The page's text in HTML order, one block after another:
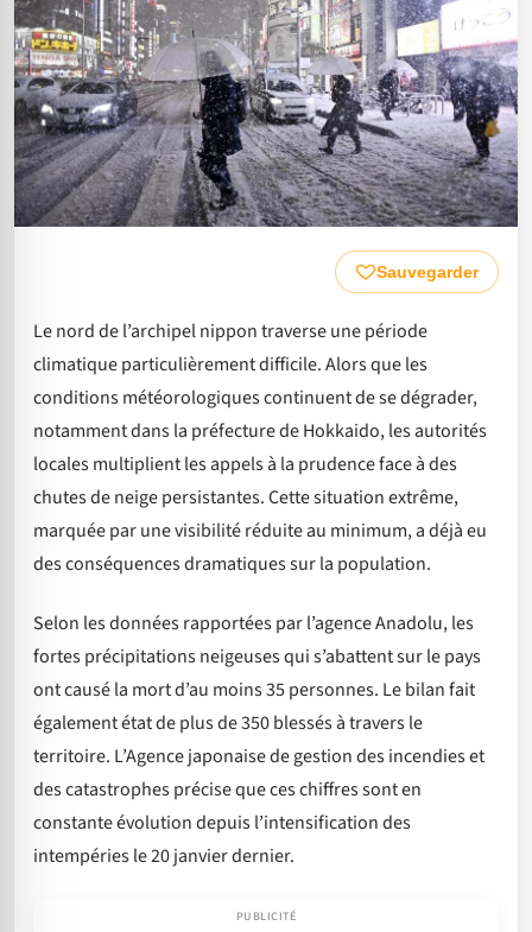
Sauvegarder
Le nord de l’archipel nippon traverse une période
climatique particulièrement difficile. Alors que les
conditions météorologiques continuent de se dégrader,
notamment dans la préfecture de Hokkaido, les autorités
locales multiplient les appels à la prudence face à des
chutes de neige persistantes. Cette situation extrême,
marquée par une visibilité réduite au minimum, a déjà eu
des conséquences dramatiques sur la population.
Selon les données rapportées par l’agence Anadolu, les
fortes précipitations neigeuses qui s’abattent sur le pays
ont causé la mort d’au moins 35 personnes. Le bilan fait
également état de plus de 350 blessés à travers le
territoire. L’Agence japonaise de gestion des incendies et
des catastrophes précise que ces chiffres sont en
constante évolution depuis l’intensification des
intempéries le 20 janvier dernier.